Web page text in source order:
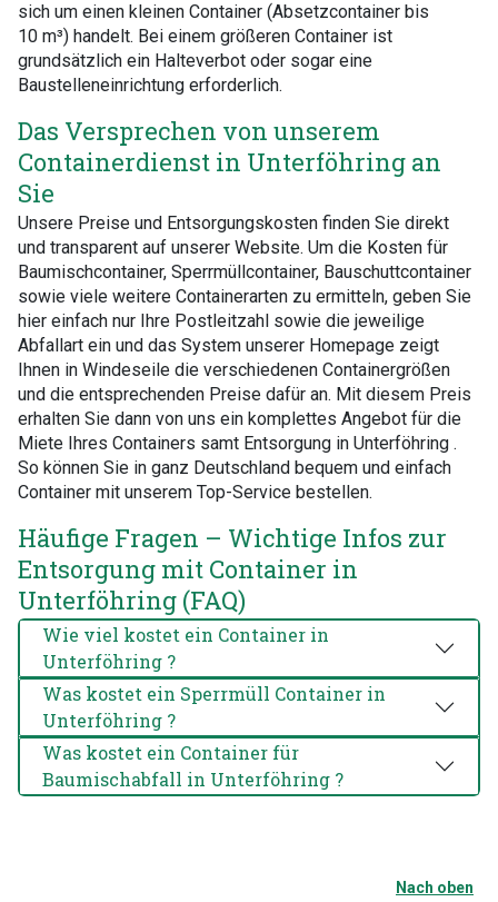
sich um einen kleinen Container (Absetzcontainer bis
10 m³) handelt. Bei einem größeren Container ist
grundsätzlich ein Halteverbot oder sogar eine
Baustelleneinrichtung erforderlich.
Das Versprechen von unserem
Containerdienst in Unterföhring an
Sie
Unsere Preise und Entsorgungskosten finden Sie direkt
und transparent auf unserer Website. Um die Kosten für
Baumischcontainer, Sperrmüllcontainer, Bauschuttcontainer
sowie viele weitere Containerarten zu ermitteln, geben Sie
hier einfach nur Ihre Postleitzahl sowie die jeweilige
Abfallart ein und das System unserer Homepage zeigt
Ihnen in Windeseile die verschiedenen Containergrößen
und die entsprechenden Preise dafür an. Mit diesem Preis
erhalten Sie dann von uns ein komplettes Angebot für die
Miete Ihres Containers samt Entsorgung in Unterföhring .
So können Sie in ganz Deutschland bequem und einfach
Container mit unserem Top-Service bestellen.
Häufige Fragen – Wichtige Infos zur
Entsorgung mit Container in
Unterföhring (FAQ)
Wie viel kostet ein Container in
Unterföhring ?
Was kostet ein Sperrmüll Container in
Unterföhring ?
Was kostet ein Container für
Baumischabfall in Unterföhring ?
Nach oben